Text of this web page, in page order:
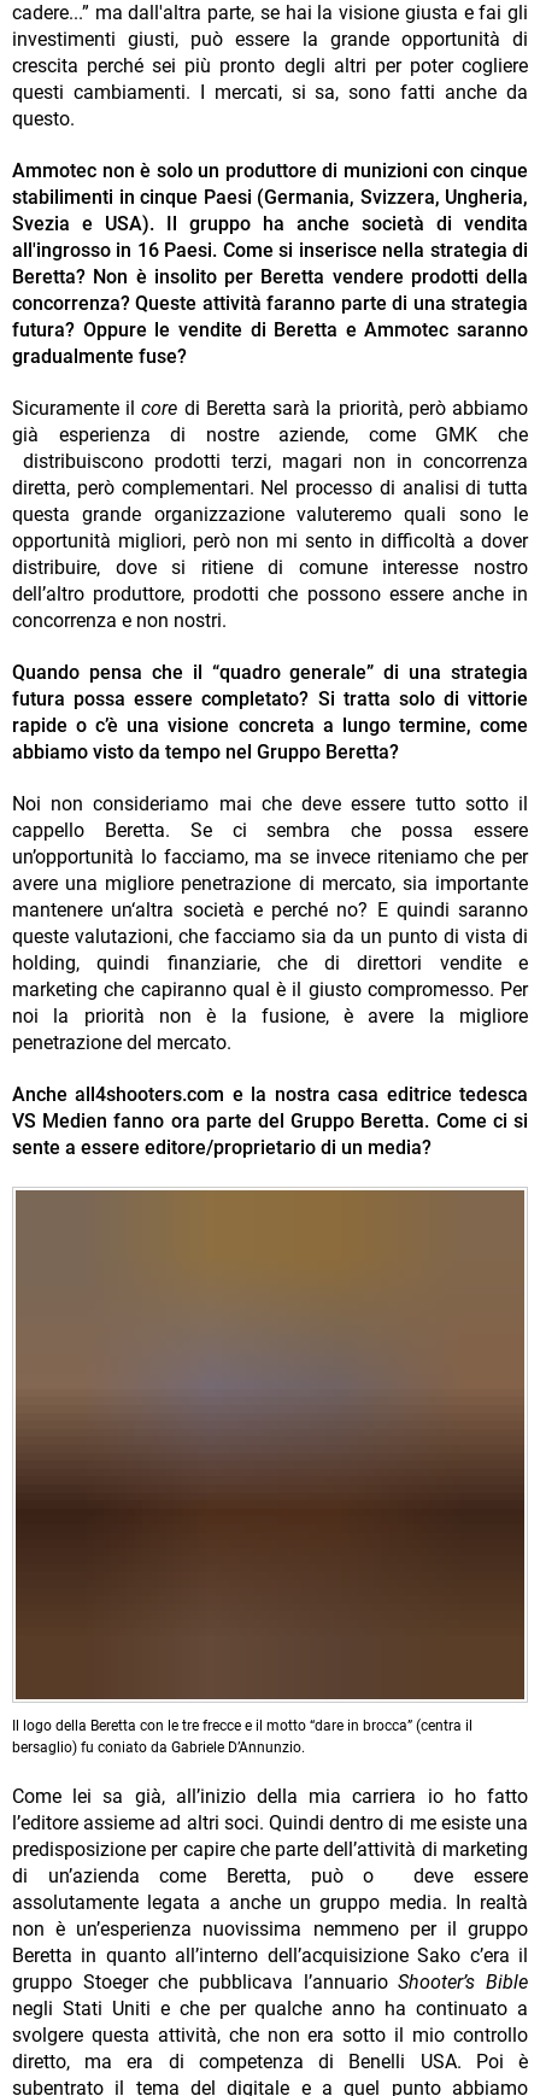
cadere...” ma dall'altra parte, se hai la visione giusta e fai gli
investimenti giusti, può essere la grande opportunità di
crescita perché sei più pronto degli altri per poter cogliere
questi cambiamenti. I mercati, si sa, sono fatti anche da
questo.
Ammotec non è solo un produttore di munizioni con cinque
stabilimenti in cinque Paesi (Germania, Svizzera, Ungheria,
Svezia e USA). Il gruppo ha anche società di vendita
all'ingrosso in 16 Paesi. Come si inserisce nella strategia di
Beretta? Non è insolito per Beretta vendere prodotti della
concorrenza? Queste attività faranno parte di una strategia
futura? Oppure le vendite di Beretta e Ammotec saranno
gradualmente fuse?
Sicuramente ilcore di Beretta sarà la priorità, però abbiamo
già esperienza di nostre aziende, come GMK che
distribuiscono prodotti terzi, magari non in concorrenza
diretta, però complementari. Nel processo di analisi di tutta
questa grande organizzazione valuteremo quali sono le
opportunità migliori, però non mi sento in difficoltà a dover
distribuire, dove si ritiene di comune interesse nostro
dell’altro produttore, prodotti che possono essere anche in
concorrenza e non nostri.
Quando pensa che il “quadro generale” di una strategia
futura possa essere completato? Si tratta solo di vittorie
rapide o c’è una visione concreta a lungo termine, come
abbiamo visto da tempo nel Gruppo Beretta?
Noi non consideriamo mai che deve essere tutto sotto il
cappello Beretta. Se ci sembra che possa essere
un’opportunità lo facciamo, ma se invece riteniamo che per
avere una migliore penetrazione di mercato, sia importante
mantenere un‘altra società e perché no? E quindi saranno
queste valutazioni, che facciamo sia da un punto di vista di
holding, quindi finanziarie, che di direttori vendite e
marketing che capiranno qual è il giusto compromesso. Per
noi la priorità non è la fusione, è avere la migliore
penetrazione del mercato.
Anche all4shooters.com e la nostra casa editrice tedesca
VS Medien fanno ora parte del Gruppo Beretta. Come ci si
sente a essere editore/proprietario di un media?
Il logo della Beretta con le tre frecce e il motto “dare in brocca” (centra il
bersaglio) fu coniato da Gabriele D’Annunzio.
Come lei sa già, all’inizio della mia carriera io ho fatto
l’editore assieme ad altri soci. Quindi dentro di me esiste una
predisposizione per capire che parte dell’attività di marketing
di un’azienda come Beretta, può o deve essere
assolutamente legata a anche un gruppo media. In realtà
non è un’esperienza nuovissima nemmeno per il gruppo
Beretta in quanto all’interno dell’acquisizione Sako c’era il
gruppo Stoeger che pubblicava l’annuarioShooter’s Bible
negli Stati Uniti e che per qualche anno ha continuato a
svolgere questa attività, che non era sotto il mio controllo
diretto, ma era di competenza di Benelli USA. Poi è
subentrato il tema del digitale e a quel punto abbiamo